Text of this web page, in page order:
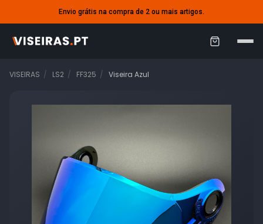
Envio grátis na compra de 2 ou mais artigos.
C
r
o
VISEIRAS LS2 FF325 Viseira Azul